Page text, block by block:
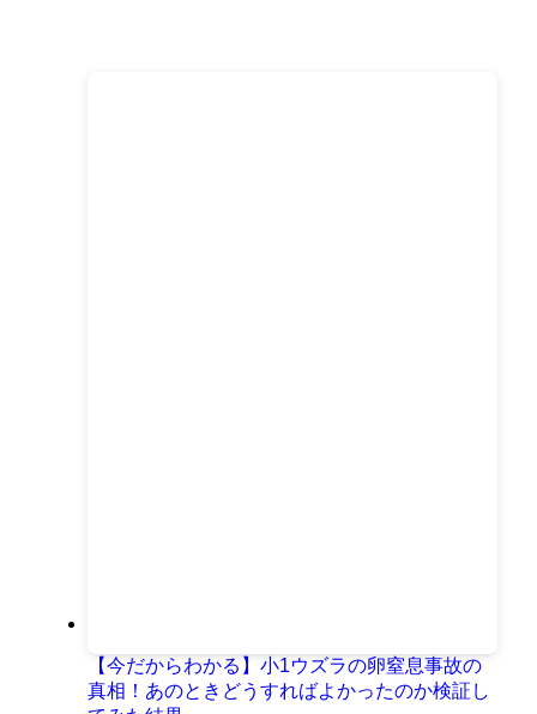
【今だからわかる】小1ウズラの卵窒息事故の
真相！あのときどうすればよかったのか検証し